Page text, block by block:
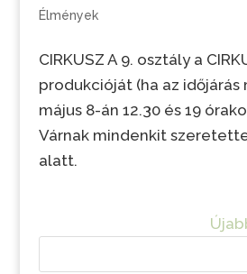
Élmények
CIRKUSZ A 9. osztály a
produkcióját (ha az
május 8-án 12.30 és 19
Várnak mindenkit
alatt.